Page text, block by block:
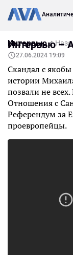
Интервью
Интервью –
27.06.2024 19:09
Скандал с
истории
позвали не
Отношения с
Референдум за
проевропейцы.